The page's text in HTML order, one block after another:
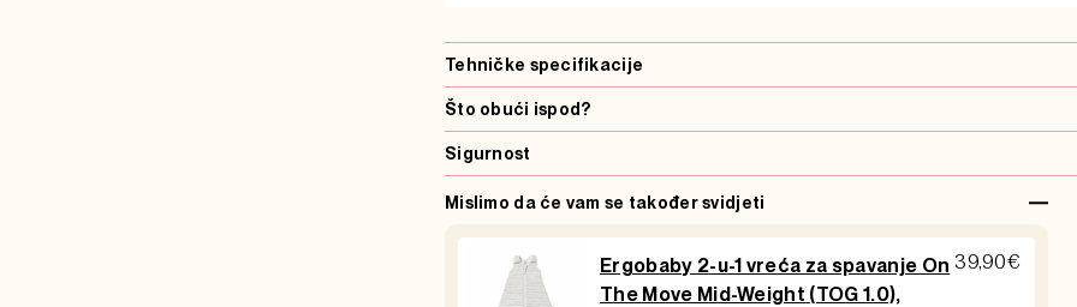
Tehničke specifikacije
Što obući ispod?
Sigurnost
Mislimo da će vam se također svidjeti
Ergobaby 2-u-1 vreća za spavanje On
The Move Mid-Weight (TOG 1.0),
39,90€